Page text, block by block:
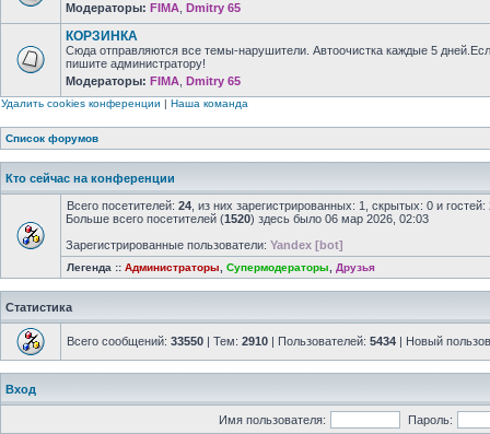
Модераторы: FIMA Dmitry 65
КОРЗИНКА
Сюда отправляются все темы-нарушители. Автоочистка каждые 5
пишите администратору!
Модераторы: FIMA Dmitry 65
Удалить cookies конференции | Наша команда
Список форумов
Кто сейчас на конференции
Всего посетителей: 24 , из них зарегистрированных: 1, скрытых: 0 и
Больше всего посетителей (1520) здесь было 06 мар 2026, 02:03
Зарегистрированные пользователи: Yandex [bot]
Легенда :: Администраторы Супермодераторы Друзья
Статистика
Всего сообщений: 33550 | Тем: 2910 | Пользователей: 5434 | Новый
Вход
Имя пользователя: Пароль: